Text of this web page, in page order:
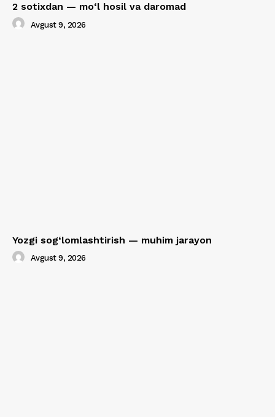
2 sotixdan — mo‘l hosil va daromad
Avgust 9, 2026
Yozgi sog‘lomlashtirish — muhim jarayon
Avgust 9, 2026